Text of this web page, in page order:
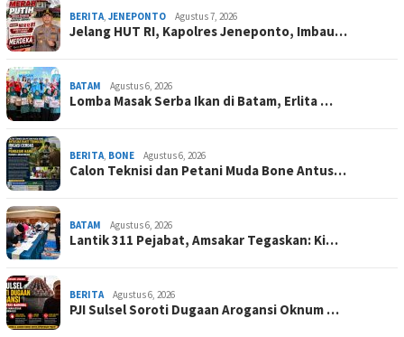
BERITA JENEPONTO Agustus 7, 2026
Jelang HUT RI, Kapolres Jeneponto, Imbau…
BATAM Agustus 6, 2026
Lomba Masak Serba Ikan di Batam, Erlita …
BERITA BONE Agustus 6, 2026
Calon Teknisi dan Petani Muda Bone Antus…
BATAM Agustus 6, 2026
Lantik 311 Pejabat, Amsakar Tegaskan: Ki…
BERITA Agustus 6, 2026
PJI Sulsel Soroti Dugaan Arogansi Oknum …